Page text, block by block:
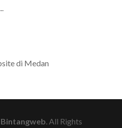
Bintangweb. All Rights